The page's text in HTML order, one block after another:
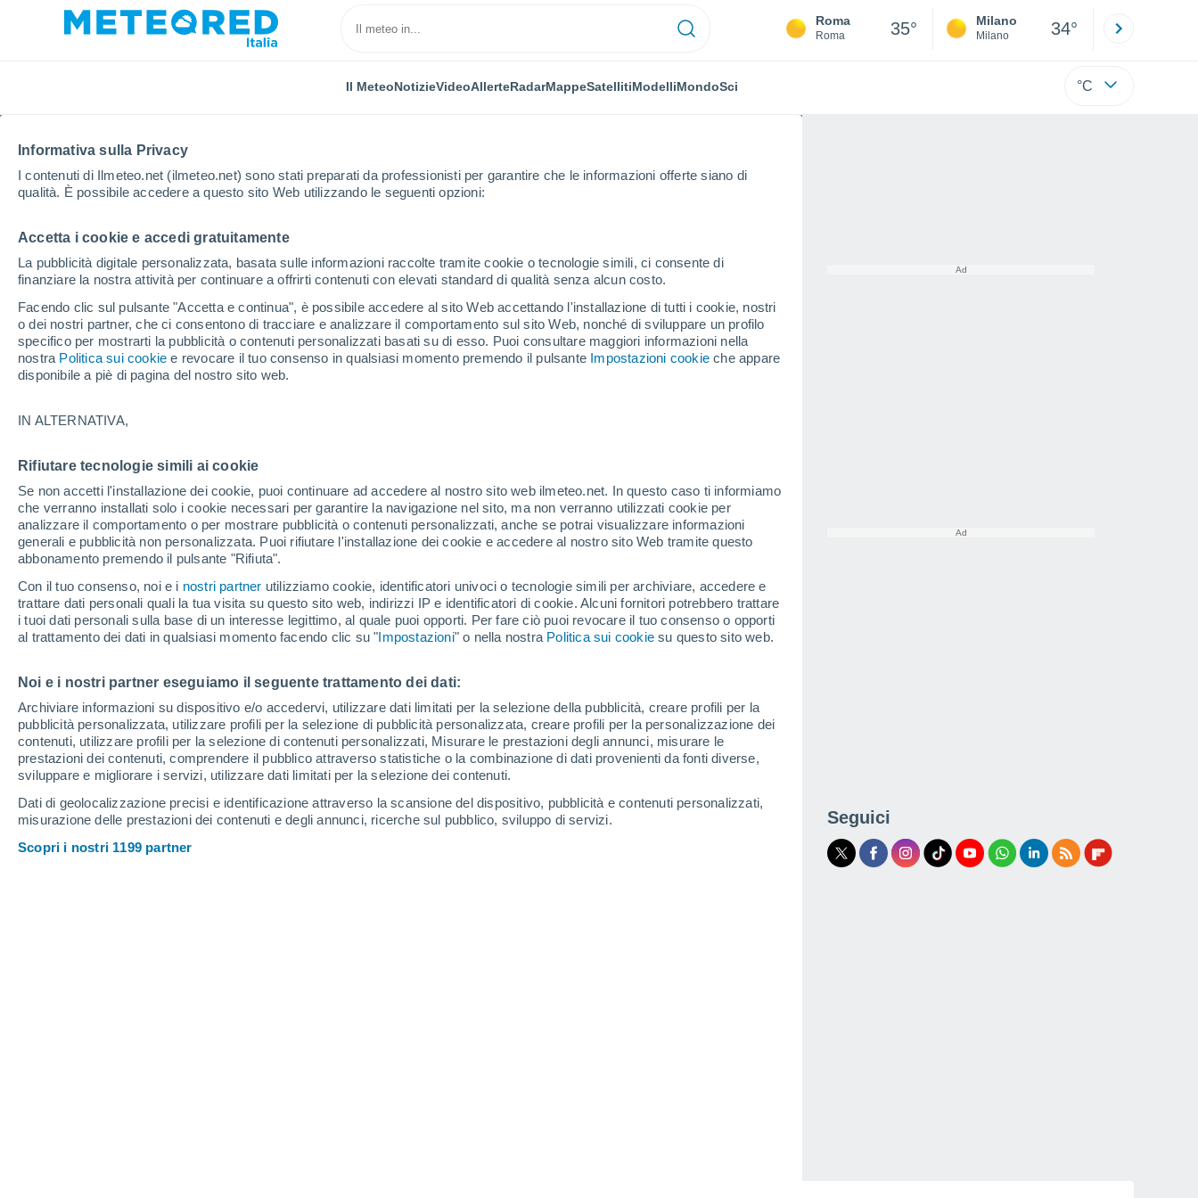
Informativa sulla Privacy
I contenuti di Ilmeteo.net (ilmeteo.net) sono stati preparati da professionisti per garantire che le informazioni offerte siano di
qualità. È possibile accedere a questo sito Web utilizzando le seguenti opzioni:
Accetta i cookie e accedi gratuitamente
La pubblicità digitale personalizzata, basata sulle informazioni raccolte tramite cookie o tecnologie simili, ci consente di
finanziare la nostra attività per continuare a offrirti contenuti con elevati standard di qualità senza alcun costo.
Facendo clic sul pulsante "Accetta e continua", è possibile accedere al sito Web accettando l'installazione di tutti i cookie, nostri
o dei nostri partner, che ci consentono di tracciare e analizzare il comportamento sul sito Web, nonché di sviluppare un profilo
specifico per mostrarti la pubblicità o contenuti personalizzati basati su di esso. Puoi consultare maggiori informazioni nella
nostra Politica sui cookie e revocare il tuo consenso in qualsiasi momento premendo il pulsante Impostazioni cookie che appare
disponibile a piè di pagina del nostro sito web.
IN ALTERNATIVA,
Rifiutare tecnologie simili ai cookie
Se non accetti l'installazione dei cookie, puoi continuare ad accedere al nostro sito web ilmeteo.net. In questo caso ti informiamo
che verranno installati solo i cookie necessari per garantire la navigazione nel sito, ma non verranno utilizzati cookie per
analizzare il comportamento o per mostrare pubblicità o contenuti personalizzati, anche se potrai visualizzare informazioni
generali e pubblicità non personalizzata. Puoi rifiutare l'installazione dei cookie e accedere al nostro sito Web tramite questo
abbonamento premendo il pulsante "Rifiuta".
Con il tuo consenso, noi e i nostri partner utilizziamo cookie, identificatori univoci o tecnologie simili per archiviare, accedere e
trattare dati personali quali la tua visita su questo sito web, indirizzi IP e identificatori di cookie. Alcuni fornitori potrebbero trattare
i tuoi dati personali sulla base di un interesse legittimo, al quale puoi opporti. Per fare ciò puoi revocare il tuo consenso o opporti
al trattamento dei dati in qualsiasi momento facendo clic su "Impostazioni" o nella nostra Politica sui cookie su questo sito web.
Noi e i nostri partner eseguiamo il seguente trattamento dei dati:
Archiviare informazioni su dispositivo e/o accedervi, utilizzare dati limitati per la selezione della pubblicità, creare profili per la
pubblicità personalizzata, utilizzare profili per la selezione di pubblicità personalizzata, creare profili per la personalizzazione dei
contenuti, utilizzare profili per la selezione di contenuti personalizzati, Misurare le prestazioni degli annunci, misurare le
prestazioni dei contenuti, comprendere il pubblico attraverso statistiche o la combinazione di dati provenienti da fonti diverse,
sviluppare e migliorare i servizi, utilizzare dati limitati per la selezione dei contenuti.
Dati di geolocalizzazione precisi e identificazione attraverso la scansione del dispositivo, pubblicità e contenuti personalizzati,
misurazione delle prestazioni dei contenuti e degli annunci, ricerche sul pubblico, sviluppo di servizi.
Scopri i nostri 1199 partner
Roma
Roma 35° Milano
Milano 34°
Il MeteoNotizieVideoAllerteRadarMappeSatellitiModelliMondoSci °C
Home Regno Unito Territorio di Gibilterra
Il Meteo nel Territorio di Gibilterra
Oggi, 8 agosto Tutto il giorno Simbolo
24°
20°
Gibilterra
Seguici